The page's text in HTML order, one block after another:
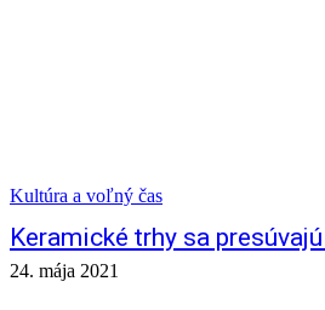
Kultúra a voľný čas
Keramické trhy sa
24. mája 2021